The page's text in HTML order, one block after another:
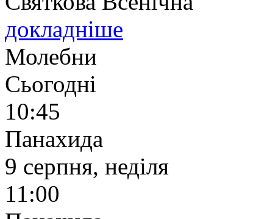
докладніше
Молебни
Сьогодні
10:45
Панахида
9 серпня, неділя
11:00